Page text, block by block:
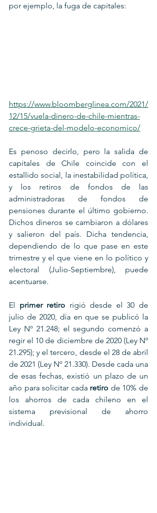
por ejemplo, la fuga de capitales:
https://www.bloomberglinea.com/2021/
12/15/vuela-dinero-de-chile-mientras-
crece-grieta-del-modelo-economico/
Es penoso decirlo, pero la salida de
capitales de Chile coincide con el
estallido social, la inestabilidad política,
y los retiros de fondos de las
administradoras de fondos de
pensiones durante el último gobierno.
Dichos dineros se cambiaron a dólares
y salieron del país. Dicha tendencia,
dependiendo de lo que pase en este
trimestre y el que viene en lo político y
electoral (Julio-Septiembre), puede
acentuarse.
El primer retiro rigió desde el 30 de
julio de 2020, día en que se publicó la
Ley Nº 21.248; el segundo comenzó a
regir el 10 de diciembre de 2020 (Ley Nº
21.295); y el tercero, desde el 28 de abril
de 2021 (Ley Nº 21.330). Desde cada una
de esas fechas, existió un plazo de un
año para solicitar cada retiro de 10% de
los ahorros de cada chileno en el
sistema previsional de ahorro
individual.